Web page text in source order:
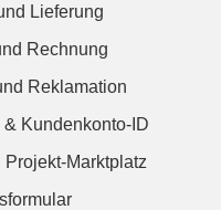
Lieferung
Rechnung
Reklamation
Kundenkonto-ID
Marktplatz